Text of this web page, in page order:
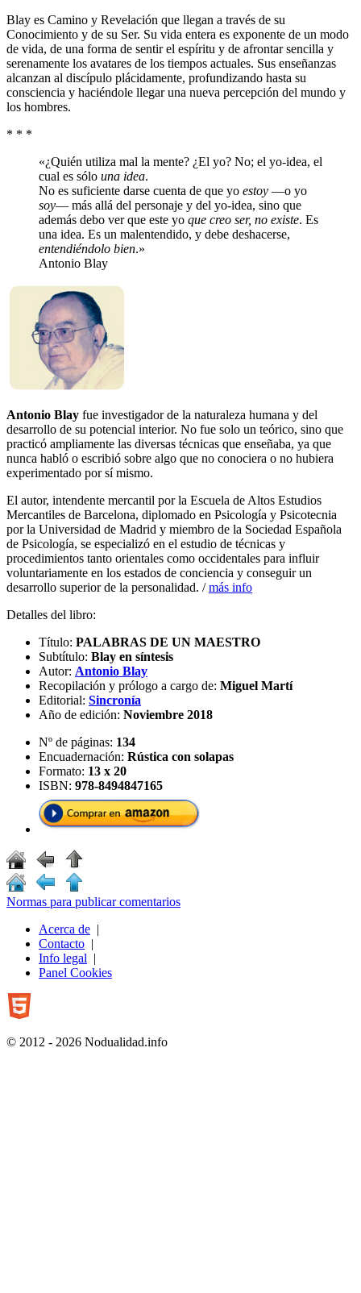
Blay es Camino y Revelación que llegan a través de su
Conocimiento y de su Ser. Su vida entera es exponente de un modo
de vida, de una forma de sentir el espíritu y de afrontar sencilla y
serenamente los avatares de los tiempos actuales. Sus enseñanzas
alcanzan al discípulo plácidamente, profundizando hasta su
consciencia y haciéndole llegar una nueva percepción del mundo y
los hombres.
* * *
«¿Quién utiliza mal la mente? ¿El yo? No; el yo-idea, el
cual es sólo una idea.
No es suficiente darse cuenta de que yo estoy ―o yo
soy― más allá del personaje y del yo-idea, sino que
además debo ver que este yo que creo ser, no existe. Es
una idea. Es un malentendido, y debe deshacerse,
entendiéndolo bien.»
Antonio Blay
Antonio Blay fue investigador de la naturaleza humana y del
desarrollo de su potencial interior. No fue solo un teórico, sino que
practicó ampliamente las diversas técnicas que enseñaba, ya que
nunca habló o escribió sobre algo que no conociera o no hubiera
experimentado por sí mismo.
El autor, intendente mercantil por la Escuela de Altos Estudios
Mercantiles de Barcelona, diplomado en Psicología y Psicotecnia
por la Universidad de Madrid y miembro de la Sociedad Española
de Psicología, se especializó en el estudio de técnicas y
procedimientos tanto orientales como occidentales para influir
voluntariamente en los estados de conciencia y conseguir un
desarrollo superior de la personalidad. /más info
Detalles del libro:
Título: PALABRAS DE UN MAESTRO
Subtítulo: Blay en síntesis
Autor: Antonio Blay
Recopilación y prólogo a cargo de: Miguel Martí
Editorial: Sincronía
Año de edición: Noviembre 2018
Nº de páginas: 134
Encuadernación: Rústica con solapas
Formato: 13 x 20
ISBN: 978-8494847165
Normas para publicar comentarios
Acerca de |
Contacto |
Info legal |
Panel Cookies
© 2012 - 2026 Nodualidad.info